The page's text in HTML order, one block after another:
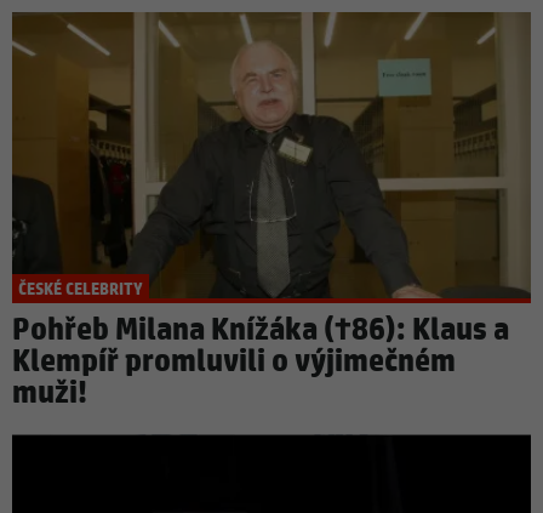
ČESKÉ CELEBRITY
Pohřeb Milana Knížáka (†86): Klaus a
Klempíř promluvili o výjimečném
muži!